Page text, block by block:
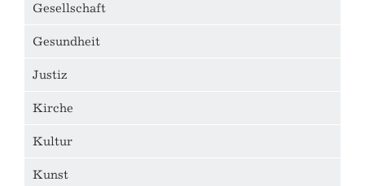
Gesellschaft
Gesundheit
Justiz
Kirche
Kultur
Kunst